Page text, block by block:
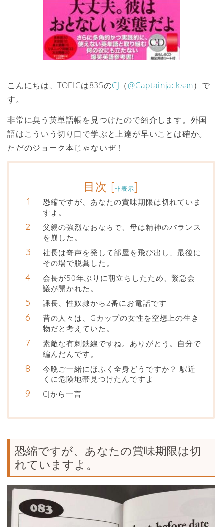
こんにちは、TOEICは835のCJ （@Captainjacksan）で
す。
非常に臭う英単語帳を見つけたので紹介します。外国
語はこういう切り口で学ぶと上達が早いことは確か。
ただのジョーク本じゃないぜ！
目次 [非表示]
恐縮ですが、あなたの賞味期限は切れていま
すよ。
父親の強烈なおならで、母は精神のバランス
を崩した。
社長は奇声を発して部屋を飛び出し、最後に
その場で脱糞した。
会長が50年ぶりに朝立ちしたため、緊急会
議が開かれた。
課長、性奴隷から2番にお電話です
昔の人々は、Gカップの女性を空想上の生き
物だと考えていた。
素敵な有刺鉄線ですね。ありがとう。自分で
編んだんです。
今晩ご一緒にほふく全身どうですか？ 駅近
くに危険地帯見つけたんですよ
CJから一言
恐縮ですが、あなたの賞味期限は切
れていますよ。